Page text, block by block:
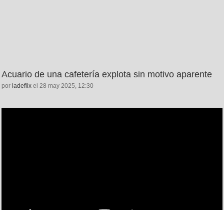
Acuario de una cafetería explota sin motivo aparente
por ladeflix el 28 may 2025, 12:30